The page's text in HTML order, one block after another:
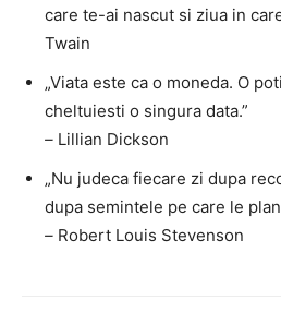
care te-ai nascut si ziua in
Twain
„Viata este ca o moneda. O
cheltuiesti o singura data.”
– Lillian Dickson
„Nu judeca fiecare zi dupa
dupa semintele pe care le
– Robert Louis Stevenson